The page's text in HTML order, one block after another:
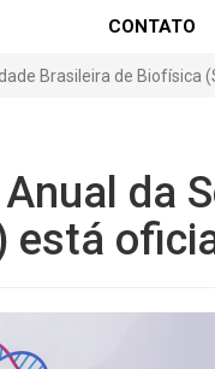
CONTATO
Brasileira de
da
está